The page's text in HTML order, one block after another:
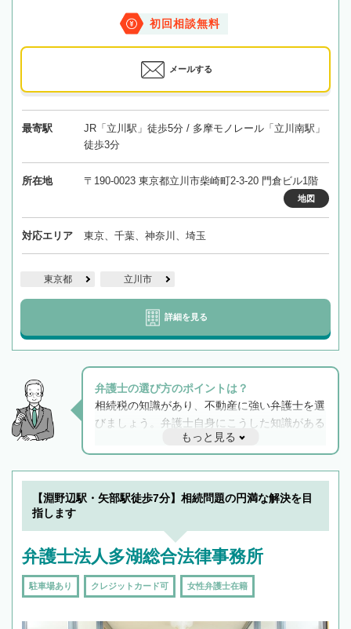
初回相談無料
メールする
最寄駅
JR「立川駅」徒歩5分 / 多摩モノレール「立川南駅」
徒歩3分
所在地 〒190-0023 東京都立川市柴崎町2-3-20 門倉ビル1階
地図
対応エリア 東京、千葉、神奈川、埼玉
東京都 立川市
詳細を見る
弁護士の選び方のポイントは？
相続税の知識があり、不動産に強い弁護士を選
びましょう。弁護士自身にこうした知識がある
と他士業との連携もスムーズに進み、トラブル
解決のみならず相続をトータルで任せることが
できます。また、相続は感情がからむ分野なの
でフィーリングも重要です。実際に電話や面談
で複数の弁護士と会話をしてウマが合う方に依
もっと見る
【淵野辺駅・矢部駅徒歩7分】相続問題の円満な解決を目
指します
弁護士法人多湖総合法律事務所
駐車場あり クレジットカード可 女性弁護士在籍